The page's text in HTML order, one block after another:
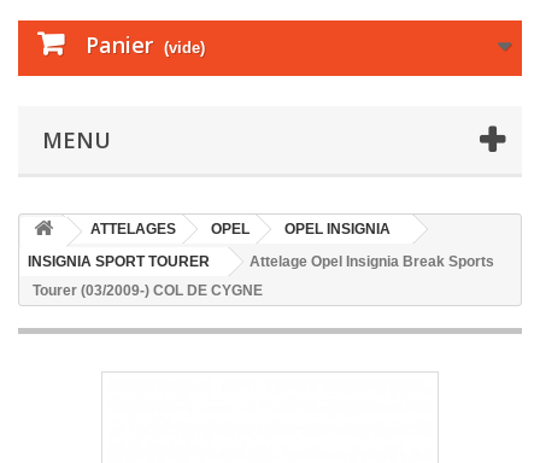
Panier (vide)
MENU
ATTELAGES OPEL
OPEL INSIGNIA
INSIGNIA SPORT TOURER
Attelage Opel Insignia Break Sports
Tourer (03/2009-) COL DE CYGNE